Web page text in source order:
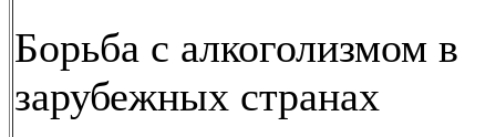
Борьба с алкоголизмом в
зарубежных странах